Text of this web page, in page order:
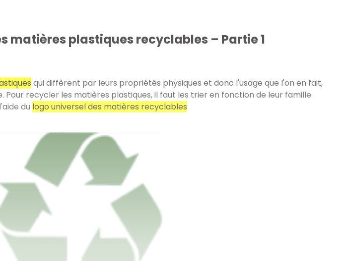
matières plastiques recyclables – Partie 1
qui diffèrent par leurs propriétés physiques et donc l'usage que l'on en fait,
Pour recycler les matières plastiques, il faut les trier en fonction de leur famille
du logo universel des matières recyclables